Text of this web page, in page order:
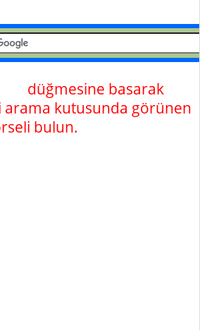
düğmesine basarak
arama kutusunda görünen
bulun.